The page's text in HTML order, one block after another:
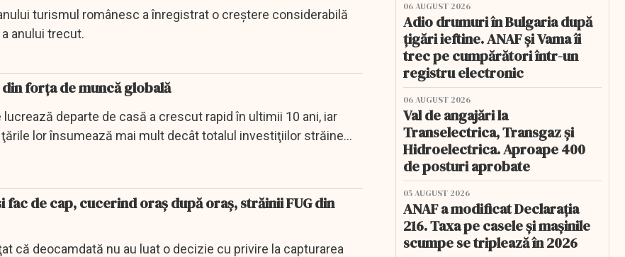
turismul românesc a înregistrat o creștere considerabilă
anului trecut.
forţa de muncă globală
departe de casă a crescut rapid în ultimii 10 ani, iar
lor însumează mai mult decât totalul investiţiilor străine...
fac de cap, cucerind oraș după oraș, străinii FUG din
că deocamdată nu au luat o decizie cu privire la capturarea
06 AUGUST 2026
Adio drumuri în Bulgaria după
țigări ieftine. ANAF și Vama îi
trec pe cumpărători într-un
registru electronic
06 AUGUST 2026
Val de angajări la
Transelectrica, Transgaz și
Hidroelectrica. Aproape 400
de posturi aprobate
05 AUGUST 2026
ANAF a modificat Declarația
216. Taxa pe casele și mașinile
scumpe se triplează în 2026